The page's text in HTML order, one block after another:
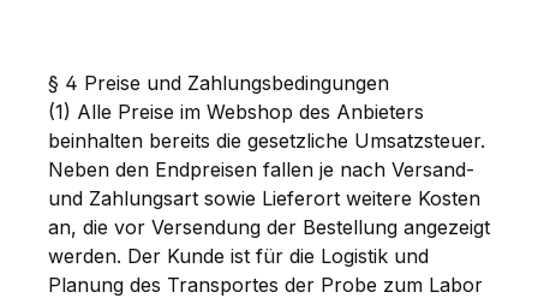
§ 4 Preise und Zahlungsbedingungen
(1) Alle Preise im Webshop des Anbieters
beinhalten bereits die gesetzliche Umsatzsteuer.
Neben den Endpreisen fallen je nach Versand-
und Zahlungsart sowie Lieferort weitere Kosten
an, die vor Versendung der Bestellung angezeigt
werden. Der Kunde ist für die Logistik und
Planung des Transportes der Probe zum Labor